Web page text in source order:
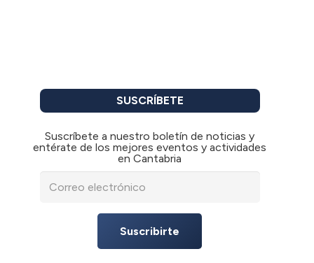
SUSCRÍBETE
Suscríbete a nuestro boletín de noticias y
entérate de los mejores eventos y actividades
en Cantabria
Suscribirte